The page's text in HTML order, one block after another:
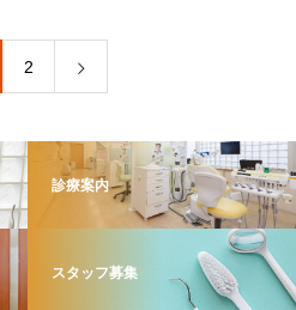
2
診療案内
スタッフ募集